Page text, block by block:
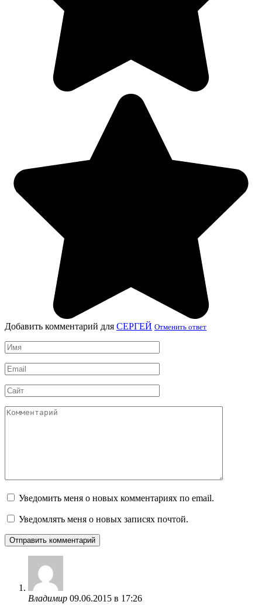
Добавить комментарий для СЕРГЕЙ Отменить ответ
Имя
*
Email
*
Сайт
Комментарий
Уведомить меня о новых комментариях по email.
Уведомлять меня о новых записях почтой.
Владимир 09.06.2015 в 17:26